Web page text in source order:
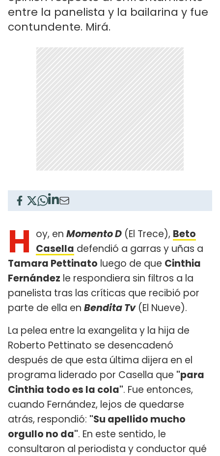
entre la panelista y la bailarina y fue
contundente. Mirá.
H oy, en Momento D (El Trece), Beto
Casella defendió a garras y uñas a
Tamara Pettinato luego de que Cinthia
Fernández le respondiera sin filtros a la
panelista tras las críticas que recibió por
parte de ella en Bendita Tv(El Nueve).
La pelea entre la exangelita y la hija de
Roberto Pettinato se desencadenó
después de que esta última dijera en el
programa liderado por Casella que "para
Cinthia todo es la cola". Fue entonces,
cuando Fernández, lejos de quedarse
atrás, respondió: "Su apellido mucho
orgullo no da". En este sentido, le
consultaron al periodista y conductor qué